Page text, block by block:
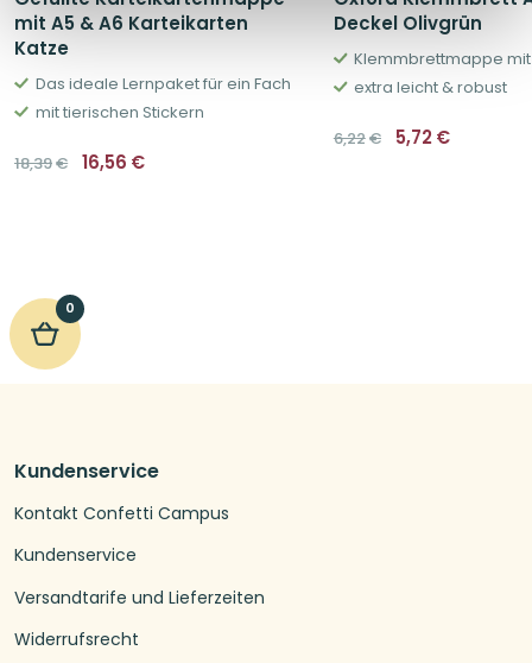
mit A5 & A6 Karteikarten
Katze
Das ideale Lernpaket für ein Fach
mit tierischen Stickern
18,39€ Ursprünglicher
Preis
16,56 €
Deckel Olivgrün
Klemmbrettmappe
extra leicht & robust
6,22€ Preis
5,72€
0
Kundenservice
Kontakt Confetti Campus
Kundenservice
Versandtarife und Lieferzeiten
Widerrufsrecht